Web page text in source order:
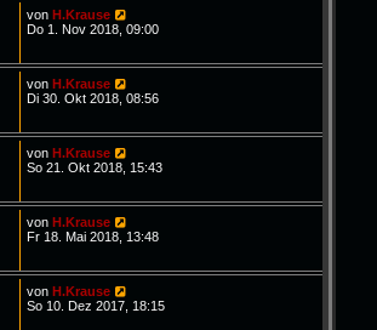
vonH.Krause
Do 1. Nov 2018, 09:00
vonH.Krause
Di 30. Okt 2018, 08:56
vonH.Krause
So 21. Okt 2018, 15:43
vonH.Krause
Fr 18. Mai 2018, 13:48
vonH.Krause
So 10. Dez 2017, 18:15